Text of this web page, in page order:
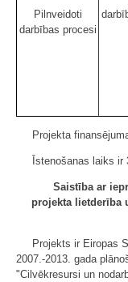
Pilnveidoti
darbības procesi
Projekta
Īstenošanas laiks ir
Saistība ar
projekta lietderība
Projekts ir Eiropas
2007.-2013. gada
"Cilvēkresursi un